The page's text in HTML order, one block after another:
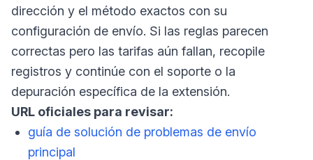
dirección y el método exactos con su
configuración de envío. Si las reglas parecen
correctas pero las tarifas aún fallan, recopile
registros y continúe con el soporte o la
depuración específica de la extensión.
URL oficiales para revisar:
guía de solución de problemas de envío
principal